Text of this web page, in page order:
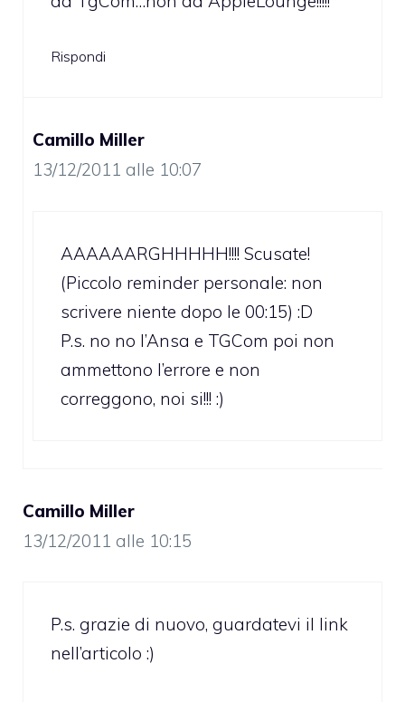
Rispondi
Camillo Miller
13/12/2011 alle 10:07
AAAAAARGHHHHH!!!! Scusate!
(Piccolo reminder personale: non
scrivere niente dopo le 00:15) :D
P.s. no no l’Ansa e TGCom poi non
ammettono l’errore e non
correggono, noi si!!! :)
Camillo Miller
13/12/2011 alle 10:15
P.s. grazie di nuovo, guardatevi il link
nell’articolo :)